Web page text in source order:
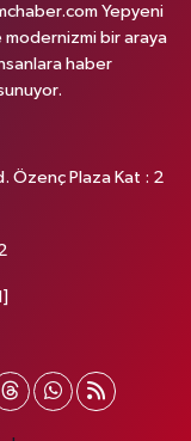
Yepyeni
modernizmi bir araya
haber
Özenç Plaza Kat : 2